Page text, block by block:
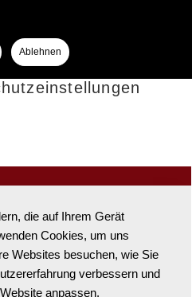
Ablehnen
die auf Ihrem Gerät
Cookies, um uns
Websites besuchen, wie Sie
verbessern und
anpassen.